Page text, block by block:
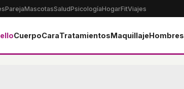
ParejaMascotasSaludPsicologíaHogarFitViajes
CuerpoCaraTratamientosMaquillajeHombres